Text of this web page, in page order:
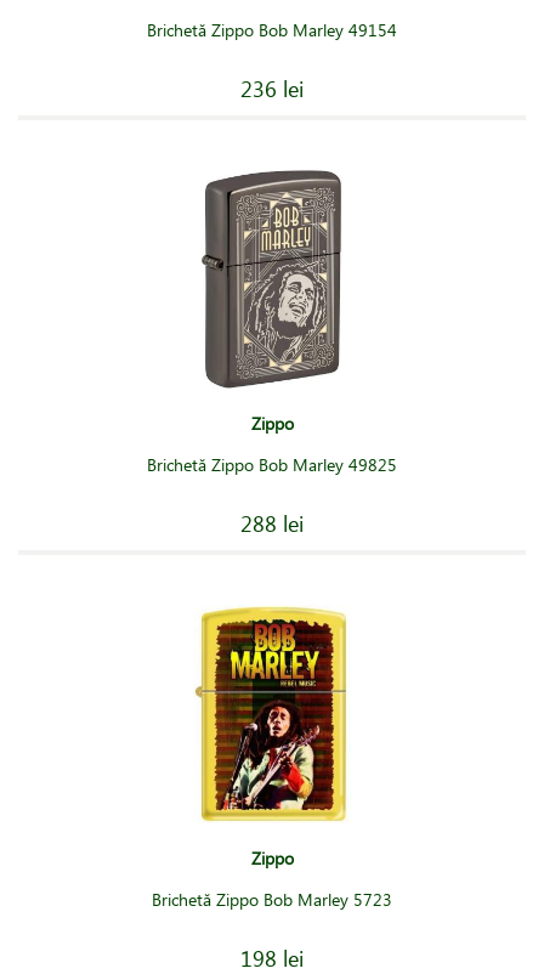
Brichetă Zippo Bob Marley 49154
236 lei
Zippo
Brichetă Zippo Bob Marley 49825
288 lei
Zippo
Brichetă Zippo Bob Marley 5723
198 lei